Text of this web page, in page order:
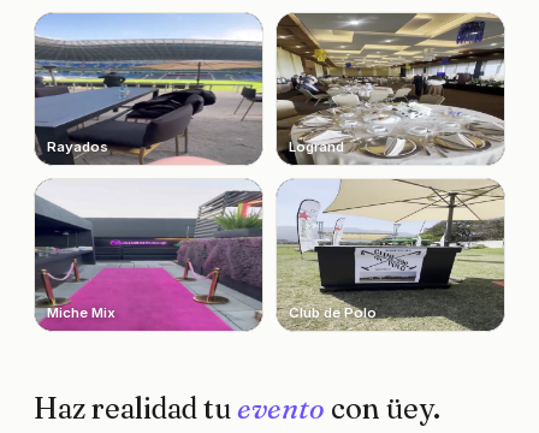
Rayados Logrand
Miche Mix Club de Polo
Haz realidad tu evento con üey.